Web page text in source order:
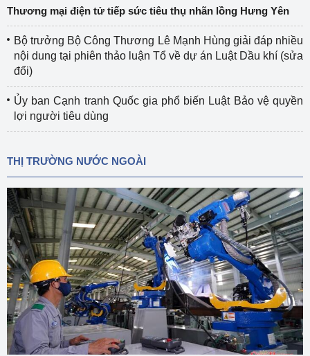
Thương mại điện tử tiếp sức tiêu thụ nhãn lồng Hưng Yên
Bộ trưởng Bộ Công Thương Lê Mạnh Hùng giải đáp nhiều
nội dung tại phiên thảo luận Tổ về dự án Luật Dầu khí (sửa
đổi)
Ủy ban Cạnh tranh Quốc gia phổ biến Luật Bảo vệ quyền
lợi người tiêu dùng
THỊ TRƯỜNG NƯỚC NGOÀI